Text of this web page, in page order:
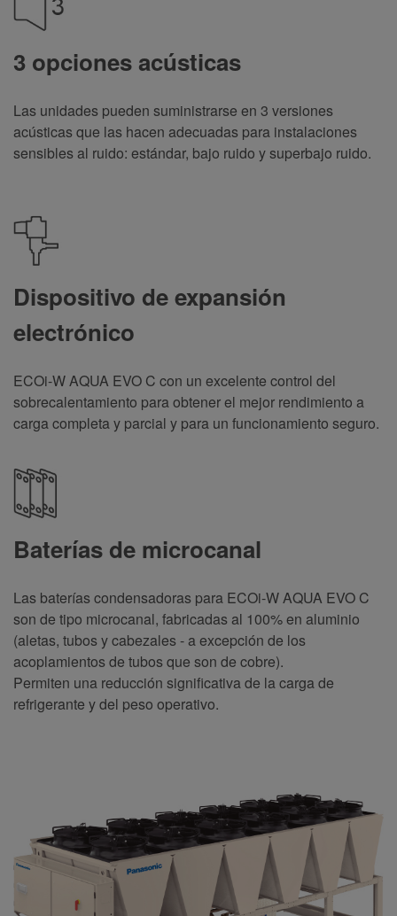
3 opciones acústicas
Las unidades pueden suministrarse en 3 versiones
acústicas que las hacen adecuadas para instalaciones
sensibles al ruido: estándar, bajo ruido y superbajo ruido.
Dispositivo de expansión
electrónico
ECOi-W AQUA EVO C con un excelente control del
sobrecalentamiento para obtener el mejor rendimiento a
carga completa y parcial y para un funcionamiento seguro.
Baterías de microcanal
Las baterías condensadoras para ECOi-W AQUA EVO C
son de tipo microcanal, fabricadas al 100% en aluminio
(aletas, tubos y cabezales - a excepción de los
acoplamientos de tubos que son de cobre).
Permiten una reducción significativa de la carga de
refrigerante y del peso operativo.